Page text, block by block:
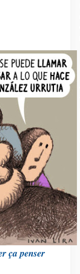
ça penser